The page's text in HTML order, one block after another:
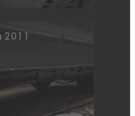
2011